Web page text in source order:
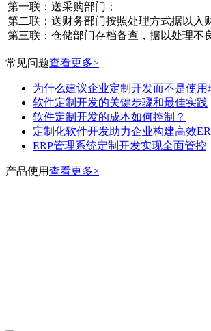
第一联：送采购部门；
第二联：送财务部门按照处理方式据以入
第三联：仓储部门存档备查，据以处理不
常见问题查看更多>
为什么建议企业定制开发而不是使
软件定制开发的关键步骤和最佳实践
软件定制开发的成本如何控制？
定制化软件开发助力企业构建高效
ERP管理系统定制开发实现全面管控
产品使用查看更多>